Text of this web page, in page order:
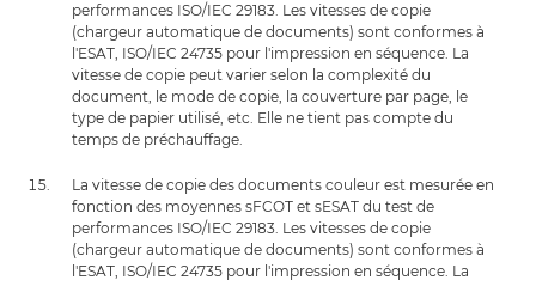
performances ISO/IEC 29183. Les vitesses de copie
(chargeur automatique de documents) sont conformes à
l'ESAT, ISO/IEC 24735 pour l'impression en séquence. La
vitesse de copie peut varier selon la complexité du
document, le mode de copie, la couverture par page, le
type de papier utilisé, etc. Elle ne tient pas compte du
temps de préchauffage.
La vitesse de copie des documents couleur est mesurée en
fonction des moyennes sFCOT et sESAT du test de
performances ISO/IEC 29183. Les vitesses de copie
(chargeur automatique de documents) sont conformes à
l'ESAT, ISO/IEC 24735 pour l'impression en séquence. La